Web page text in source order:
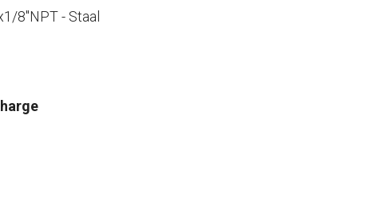
8"NPT - Staal